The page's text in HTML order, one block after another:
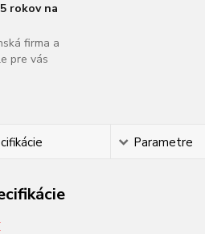
rokov na
firma a
pre vás
Parametre